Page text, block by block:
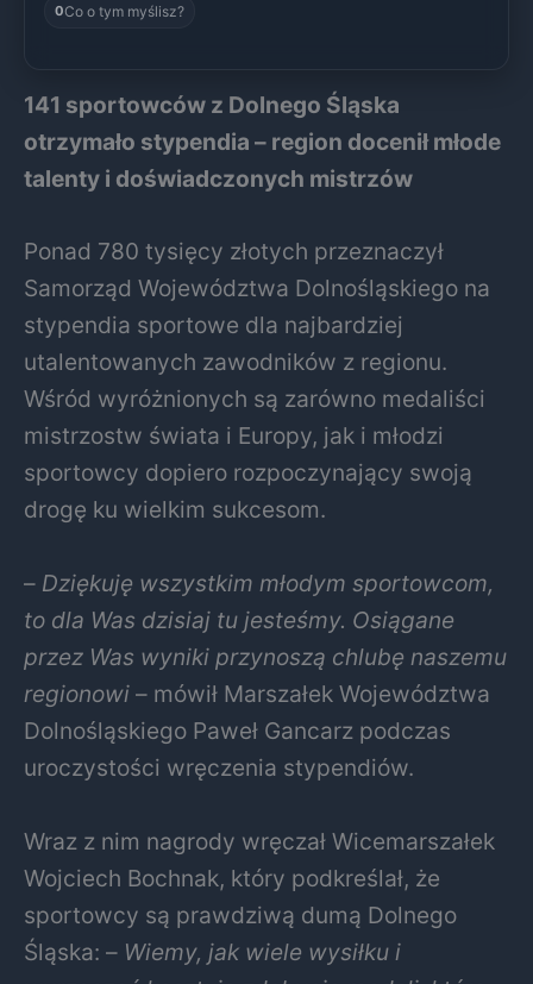
0Co o tym myślisz?
141 sportowców z Dolnego Śląska
otrzymało stypendia – region docenił młode
talenty i doświadczonych mistrzów
Ponad 780 tysięcy złotych przeznaczył
Samorząd Województwa Dolnośląskiego na
stypendia sportowe dla najbardziej
utalentowanych zawodników z regionu.
Wśród wyróżnionych są zarówno medaliści
mistrzostw świata i Europy, jak i młodzi
sportowcy dopiero rozpoczynający swoją
drogę ku wielkim sukcesom.
– Dziękuję wszystkim młodym sportowcom,
to dla Was dzisiaj tu jesteśmy. Osiągane
przez Was wyniki przynoszą chlubę naszemu
regionowi – mówił Marszałek Województwa
Dolnośląskiego Paweł Gancarz podczas
uroczystości wręczenia stypendiów.
Wraz z nim nagrody wręczał Wicemarszałek
Wojciech Bochnak, który podkreślał, że
sportowcy są prawdziwą dumą Dolnego
Śląska: – Wiemy, jak wiele wysiłku i